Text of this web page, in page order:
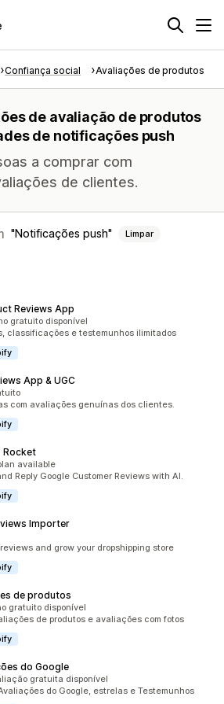
Confiança social Avaliações de produtos
de avaliação de produtos
de notificações push
a comprar com
de clientes.
Notificações push Limpar
Reviews App
gratuito disponível
classificações e testemunhos ilimitados
App & UGC
com avaliações genuínas dos clientes.
Rocket
available
Reply Google Customer Reviews with AI.
Importer
and grow your dropshipping store
de produtos
gratuito disponível
de produtos e avaliações com fotos
do Google
gratuita disponível
do Google, estrelas e Testemunhos